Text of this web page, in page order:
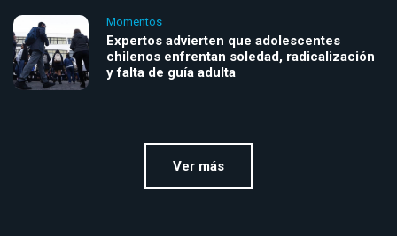
Momentos
Expertos advierten que adolescentes
chilenos enfrentan soledad, radicalización
y falta de guía adulta
Ver más